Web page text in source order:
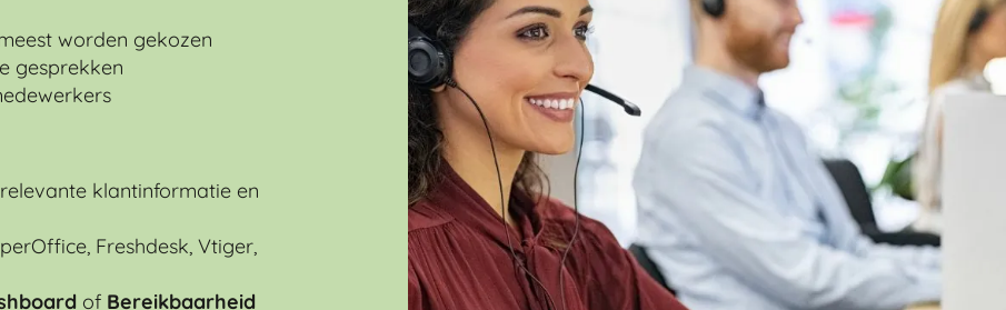
worden gekozen
gesprekken
klantinformatie en
Freshdesk, Vtiger,
of Bereikbaarheid